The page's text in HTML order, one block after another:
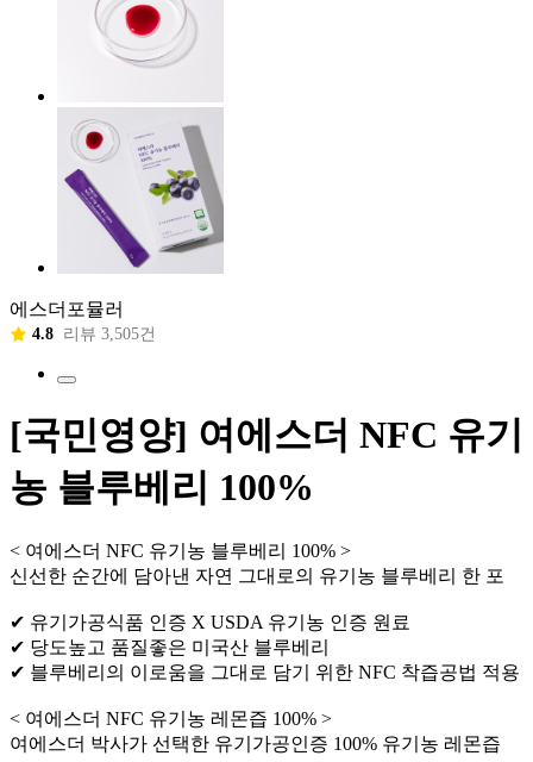
에스더포뮬러
4.8 리뷰 3,505건
[국민영양] 여에스더 NFC 유기
농 블루베리 100%
< 여에스더 NFC 유기농 블루베리 100% >
신선한 순간에 담아낸 자연 그대로의 유기농 블루베리 한 포
✔ 유기가공식품 인증 X USDA 유기농 인증 원료
✔ 당도높고 품질좋은 미국산 블루베리
✔ 블루베리의 이로움을 그대로 담기 위한 NFC 착즙공법 적용
< 여에스더 NFC 유기농 레몬즙 100% >
여에스더 박사가 선택한 유기가공인증 100% 유기농 레몬즙